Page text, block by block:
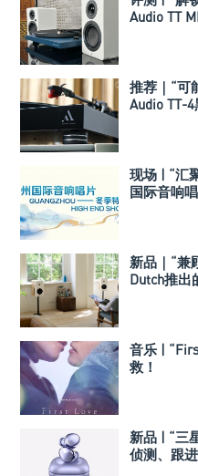
Audio TT
推荐｜“可
Audio TT-
现场 | “汇
国际音响
新品｜“兼
Dutch推出
音乐 |
救！
新品 | “三
侦测、跟